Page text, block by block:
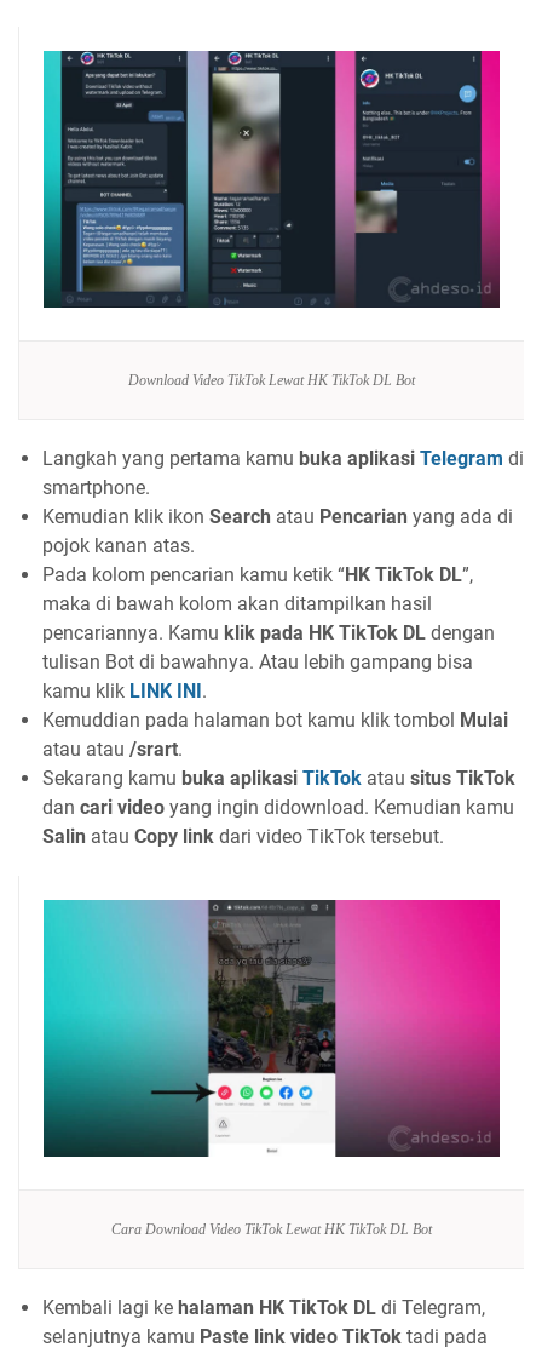
Download Video TikTok Lewat HK TikTok DL Bot
Langkah yang pertama kamu buka aplikasi Telegram di
smartphone.
Kemudian klik ikon Search atau Pencarian yang ada di
pojok kanan atas.
Pada kolom pencarian kamu ketik “HK TikTok DL”,
maka di bawah kolom akan ditampilkan hasil
pencariannya. Kamu klik pada HK TikTok DL dengan
tulisan Bot di bawahnya. Atau lebih gampang bisa
kamu klik LINK INI.
Kemuddian pada halaman bot kamu klik tombol Mulai
atau atau /srart.
Sekarang kamu buka aplikasi TikTok atau situs TikTok
dan cari video yang ingin didownload. Kemudian kamu
Salin atau Copy link dari video TikTok tersebut.
Cara Download Video TikTok Lewat HK TikTok DL Bot
Kembali lagi ke halaman HK TikTok DL di Telegram,
selanjutnya kamu Paste link video TikTok tadi pada